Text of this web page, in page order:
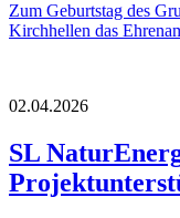
Zum Geburtstag des
Kirchhellen das
02.04.2026
SL